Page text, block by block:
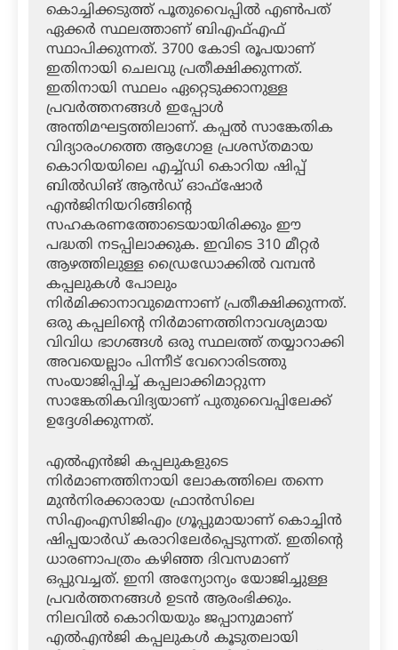
കൊച്ചിക്കടുത്ത് പൂതുവൈപ്പില്‍ എണ്‍പത്
ഏക്കര്‍ സ്ഥലത്താണ് ബിഎഫ്എഫ്
സ്ഥാപിക്കുന്നത്. 3700 കോടി രൂപയാണ്
ഇതിനായി ചെലവു പ്രതീക്ഷിക്കുന്നത്.
ഇതിനായി സ്ഥലം ഏറ്റെടുക്കാനുള്ള
പ്രവര്‍ത്തനങ്ങള്‍ ഇപ്പോള്‍
അന്തിമഘട്ടത്തിലാണ്. കപ്പല്‍ സാങ്കേതിക
വിദ്യാരംഗത്തെ ആഗോള പ്രശസ്തമായ
കൊറിയയിലെ എച്ച്ഡി കൊറിയ ഷിപ്പ്
ബില്‍ഡിങ് ആന്‍ഡ് ഓഫ്‌ഷോര്‍
എന്‍ജിനിയറിങ്ങിന്റെ
സഹകരണത്തോടെയായിരിക്കും ഈ
പദ്ധതി നടപ്പിലാക്കുക. ഇവിടെ 310 മീറ്റര്‍
ആഴത്തിലുള്ള ഡ്രൈഡോക്കില്‍ വമ്പന്‍
കപ്പലുകള്‍ പോലും
നിര്‍മിക്കാനാവുമെന്നാണ് പ്രതീക്ഷിക്കുന്നത്.
ഒരു കപ്പലിന്റെ നിര്‍മാണത്തിനാവശ്യമായ
വിവിധ ഭാഗങ്ങള്‍ ഒരു സ്ഥലത്ത് തയ്യാറാക്കി
അവയെല്ലാം പിന്നീട് വേറൊരിടത്തു
സംയാജിപ്പിച്ച് കപ്പലാക്കിമാറ്റുന്ന
സാങ്കേതികവിദ്യയാണ് പുതുവൈപ്പിലേക്ക്
ഉദ്ദേശിക്കുന്നത്.
എല്‍എന്‍ജി കപ്പലുകളുടെ
നിര്‍മാണത്തിനായി ലോകത്തിലെ തന്നെ
മുന്‍നിരക്കാരായ ഫ്രാന്‍സിലെ
സിഎംഎസിജിഎം ഗ്രൂപ്പുമായാണ് കൊച്ചിന്‍
ഷിപ്പയാര്‍ഡ് കരാറിലേര്‍പ്പെടുന്നത്. ഇതിന്റെ
ധാരണാപത്രം കഴിഞ്ഞ ദിവസമാണ്
ഒപ്പുവച്ചത്. ഇനി അന്യോന്യം യോജിച്ചുള്ള
പ്രവര്‍ത്തനങ്ങള്‍ ഉടന്‍ ആരംഭിക്കും.
നിലവില്‍ കൊറിയയും ജപ്പാനുമാണ്
എല്‍എന്‍ജി കപ്പലുകള്‍ കൂടുതലായി